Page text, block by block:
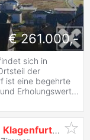
€ 261.000,-
sich in
der
ist eine begehrte
Erholungswert...
Klagenfurtam